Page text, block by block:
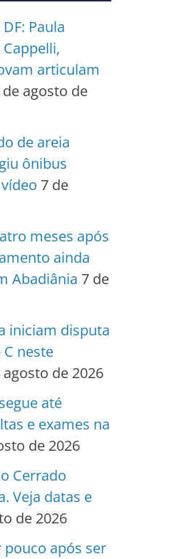
Paula
articulam
de agosto de
de areia
ônibus
7 de
meses após
ainda
Abadiânia 7 de
iniciam disputa
C neste
agosto de 2026
até
e exames na
de 2026
Cerrado
Veja datas e
de 2026
pouco após ser